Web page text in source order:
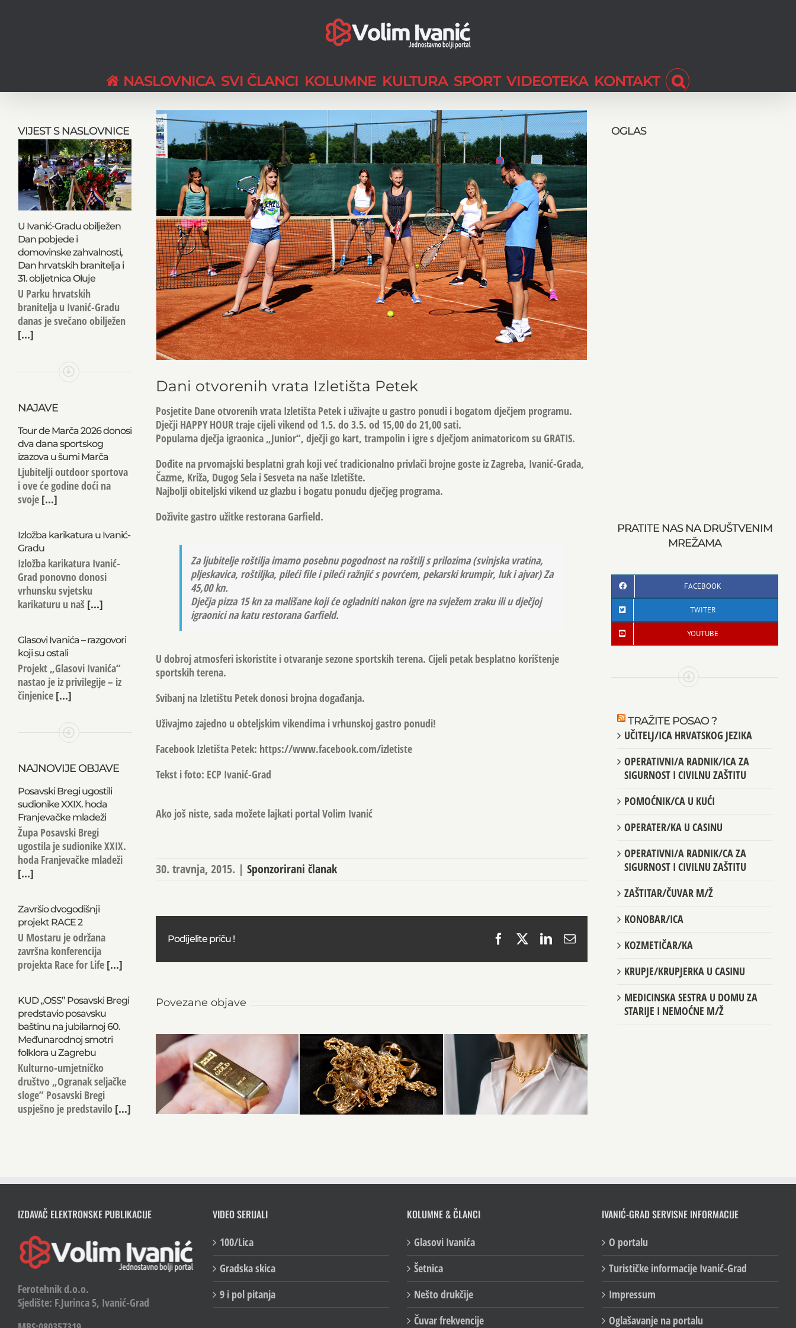
NASLOVNICA SVI ČLANCI KOLUMNE KULTURA SPORT VIDEOTEKA KONTAKT
View
Larger
Image
Dani otvorenih vrata Izletišta Petek
Posjetite Dane otvorenih vrata Izletišta Petek i uživajte u gastro ponudi i bogatom dječjem programu.
Dječji HAPPY HOUR traje cijeli vikend od 1.5. do 3.5. od 15,00 do 21,00 sati.
Popularna dječja igraonica „Junior“, dječji go kart, trampolin i igre s dječjom animatoricom su GRATIS.
Dođite na prvomajski besplatni grah koji već tradicionalno privlači brojne goste iz Zagreba, Ivanić-Grada,
Čazme, Križa, Dugog Sela i Sesveta na naše Izletište.
Najbolji obiteljski vikend uz glazbu i bogatu ponudu dječjeg programa.
Doživite gastro užitke restorana Garfield.
Za ljubitelje roštilja imamo posebnu pogodnost na roštilj s prilozima (svinjska vratina,
pljeskavica, roštiljka, pileći file i pileći ražnjić s povrćem, pekarski krumpir, luk i ajvar) Za
45,00 kn.
Dječja pizza 15 kn za mališane koji će ogladniti nakon igre na svježem zraku ili u dječjoj
igraonici na katu restorana Garfield.
U dobroj atmosferi iskoristite i otvaranje sezone sportskih terena. Cijeli petak besplatno korištenje
sportskih terena.
Svibanj na Izletištu Petek donosi brojna događanja.
Uživajmo zajedno u obteljskim vikendima i vrhunskoj gastro ponudi!
Facebook Izletišta Petek: https://www.facebook.com/izletiste
Tekst i foto: ECP Ivanić-Grad
Ako još niste, sada možete lajkati portal Volim Ivanić
30. travnja, 2015. | Sponzorirani članak
Podijelite priču ! Facebook
X LinkedIn
Email
Povezane objave
VIJEST S NASLOVNICE
U Ivanić-Gradu obilježen
Dan pobjede i
domovinske zahvalnosti,
Dan hrvatskih branitelja i
31. obljetnica Oluje
U Parku hrvatskih
branitelja u Ivanić-Gradu
danas je svečano obilježen
[...]
NAJAVE
Tour de Marča 2026 donosi
dva dana sportskog
izazova u šumi Marča
Ljubitelji outdoor sportova
i ove će godine doći na
svoje[...]
Izložba karikatura u Ivanić-
Gradu
Izložba karikatura Ivanić-
Grad ponovno donosi
vrhunsku svjetsku
karikaturu u naš[...]
Glasovi Ivanića – razgovori
koji su ostali
Projekt „Glasovi Ivanića“
nastao je iz privilegije – iz
činjenice[...]
NAJNOVIJE OBJAVE
Posavski Bregi ugostili
sudionike XXIX. hoda
Franjevačke mladeži
Župa Posavski Bregi
ugostila je sudionike XXIX.
hoda Franjevačke mladeži
[...]
Završio dvogodišnji
projekt RACE 2
U Mostaru je održana
završna konferencija
projekta Race for Life[...]
KUD „OSS” Posavski Bregi
predstavio posavsku
baštinu na jubilarnoj 60.
Međunarodnoj smotri
folklora u Zagrebu
Kulturno-umjetničko
društvo „Ogranak seljačke
sloge” Posavski Bregi
uspješno je predstavilo[...]
OGLAS
PRATITE NAS NA DRUŠTVENIM
MREŽAMA
FACEBOOK
TWITER
YOUTUBE
TRAŽITE POSAO ?
UČITELJ/ICA HRVATSKOG JEZIKA
OPERATIVNI/A RADNIK/ICA ZA
SIGURNOST I CIVILNU ZAŠTITU
POMOĆNIK/CA U KUĆI
OPERATER/KA U CASINU
OPERATIVNI/A RADNIK/CA ZA
SIGURNOST I CIVILNU ZAŠTITU
ZAŠTITAR/ČUVAR M/Ž
KONOBAR/ICA
KOZMETIČAR/KA
KRUPJE/KRUPJERKA U CASINU
MEDICINSKA SESTRA U DOMU ZA
STARIJE I NEMOĆNE M/Ž
IZDAVAČ ELEKTRONSKE PUBLIKACIJE
Ferotehnik d.o.o.
Sjedište: F.Jurinca 5, Ivanić-Grad
VIDEO SERIJALI
100/Lica
Gradska skica
9 i pol pitanja
KOLUMNE & ČLANCI
Glasovi Ivanića
Šetnica
Nešto drukčije
Čuvar frekvencije
IVANIĆ-GRAD SERVISNE INFORMACIJE
O portalu
Turističke informacije Ivanić-Grad
Impressum
Oglašavanje na portalu